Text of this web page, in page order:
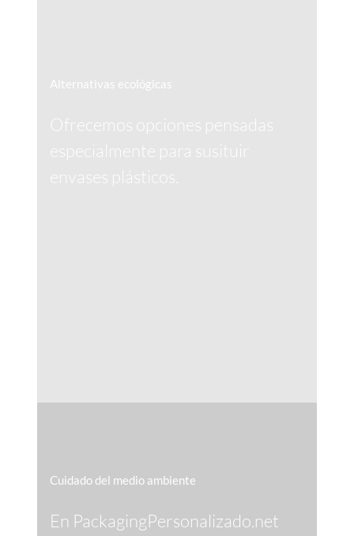
Alternativas ecológicas
Ofrecemos opciones pensadas
especialmente para susituir
envases plásticos.
Cuidado del medio ambiente
En PackagingPersonalizado.net